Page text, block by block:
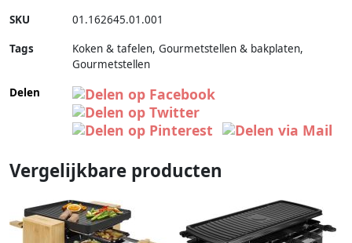
SKU 01.162645.01.001
Tags
Koken & tafelen, Gourmetstellen & bakplaten,
Gourmetstellen
Delen
Vergelijkbare producten